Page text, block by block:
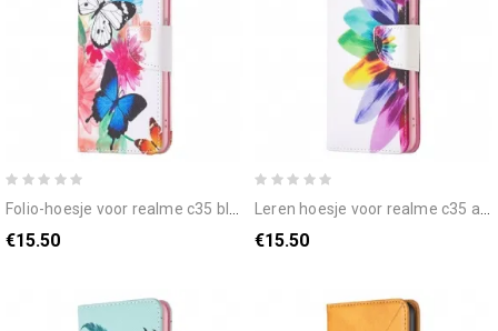
folio-hoesje voor realme c35 bloemen vlinders
€15.50
leren hoesje voor realme c35 aquarel bloem
€15.50